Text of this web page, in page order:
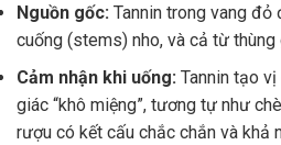
Nguồn gốc: Tannin trong vang
cuống (stems) nho, và cả từ
Cảm nhận khi uống: Tannin tạo
giác “khô miệng”, tương tự như
rượu có kết cấu chắc chắn và khả